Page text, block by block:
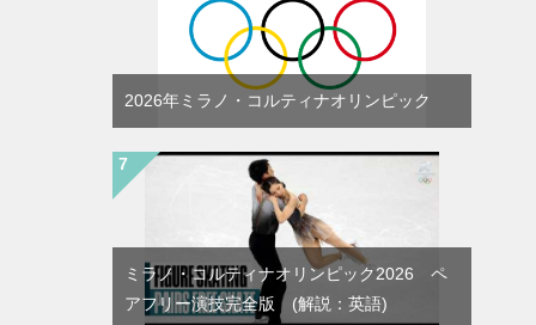
2026年ミラノ・コルティナオリンピック
ミラノ・コルティナオリンピック2026 ペ
アフリー演技完全版 (解説：英語)